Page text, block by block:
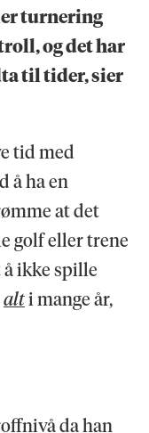
turnering
og det har
til tider, sier
tid med
å ha en
at det
golf eller trene
å ikke spille
alti mange år,
da han